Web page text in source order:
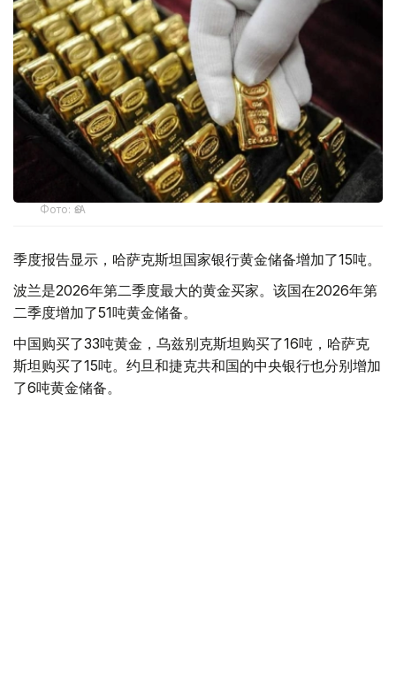
Фото: ӨзА
季度报告显示，哈萨克斯坦国家银行黄金储备增加了15吨。
波兰是2026年第二季度最大的黄金买家。该国在2026年第
二季度增加了51吨黄金储备。
中国购买了33吨黄金，乌兹别克斯坦购买了16吨，哈萨克
斯坦购买了15吨。约旦和捷克共和国的中央银行也分别增加
了6吨黄金储备。